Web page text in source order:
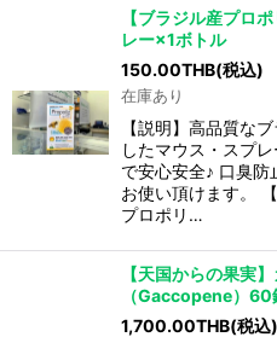
【ブラジル産プロ
レー×1ボトル
150.00THB(税込)
在庫あり
【説明】高品質な
したマウス・スプ
で安心安全♪ 口臭防
お使い頂けます。
プロポリ…
【天国からの果実
（Gaccopene）
1,700.00THB(税込)